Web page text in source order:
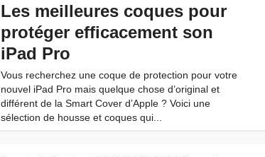
Les meilleures coques pour
protéger efficacement son
iPad Pro
Vous recherchez une coque de protection pour votre
nouvel iPad Pro mais quelque chose d’original et
différent de la Smart Cover d’Apple ? Voici une
sélection de housse et coques qui...